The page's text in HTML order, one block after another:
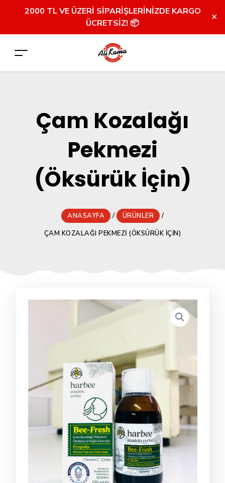
2000 TL VE ÜZERİ SİPARİŞLERİNİZDE KARGO
ÜCRETSİZ! 📦
✕
Çam Kozalağı
Pekmezi
(Öksürük İçin)
ANASAYFA / ÜRÜNLER
/
ÇAM KOZALAĞI PEKMEZI (ÖKSÜRÜK İÇIN)